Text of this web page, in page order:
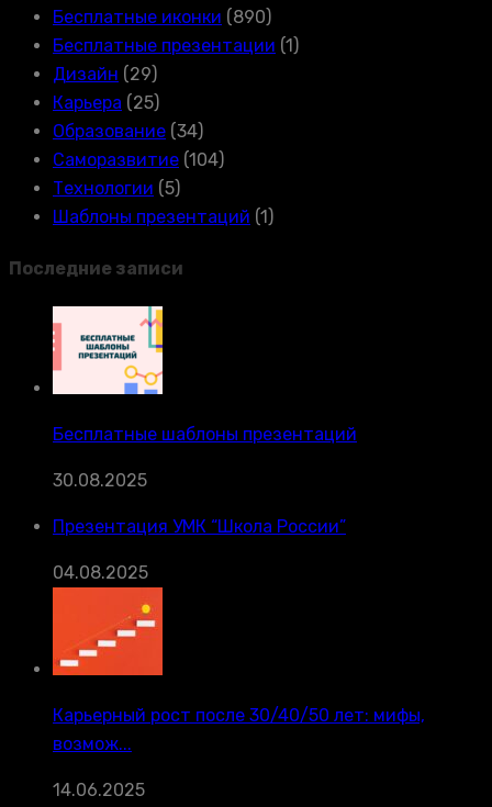
Бесплатные иконки (890)
Бесплатные презентации (1)
Дизайн (29)
Карьера (25)
Образование (34)
Саморазвитие (104)
Технологии (5)
Шаблоны презентаций (1)
Последние записи
Бесплатные шаблоны презентаций
30.08.2025
Презентация УМК “Школа России”
04.08.2025
Карьерный рост после 30/40/50 лет: мифы,
возмож...
14.06.2025